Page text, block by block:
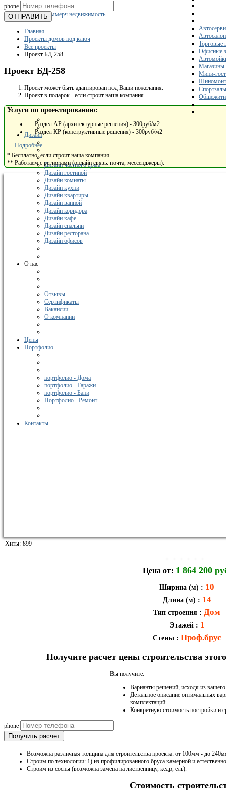
Склады
Коммерч.недвижимость
Торговые
Офисные
Магазины
Мини-
Спортзалы
Дизайн
Дизайн частного дома
Дизайн гостиной
Дизайн комнаты
Дизайн кухни
Дизайн квартиры
Дизайн ванной
Дизайн коридора
Дизайн кафе
Дизайн спальни
Дизайн ресторана
Дизайн офисов
О нас
Отзывы
Сертификаты
Вакансии
О компании
Цены
Портфолио
портфолио - Дома
портфолио - Гаражи
портфолио - Бани
Портфолио - Ремонт
Контакты
phone
ОТПРАВИТЬ
Главная
Проекты домов под ключ
Все проекты
Проект БД-258
Проект БД-258
Проект может быть адаптирован под Ваши пожелания.
Проект в подарок - если строит наша компания.
Услуги по проектированию:
Раздел АР (архитектурные решения) - 300руб/м2
Раздел КР (конструктивные решения) - 300руб/м2
Подробнее
* Бесплатно, если строит наша компания.
** Работаем с регионами (онлайн связь: почта, мессенджеры).
Хиты: 899
Цена от: 1 864 200
Ширина (м) : 10
Длина (м) : 14
Тип строения : Дом
Этажей: 1
Стены: Проф.брус
Получите расчет цены строительства
Вы получите:
Варианты решений, исходя из
Детальное описание оптимальных
комплектаций
Конкретную стоимость постройки и
phone
Получить расчет
Возможна различная толщина для строительства проекта: от 100мм - до
Строим по технологии: 1) из профилированного бруса камерной и
Строим из сосны (возможна замена на лиственницу, кедр, ель).
Стоимость